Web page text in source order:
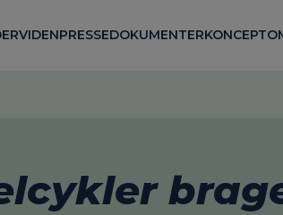
VIDENPRESSEDOKUMENTERKONCEPT